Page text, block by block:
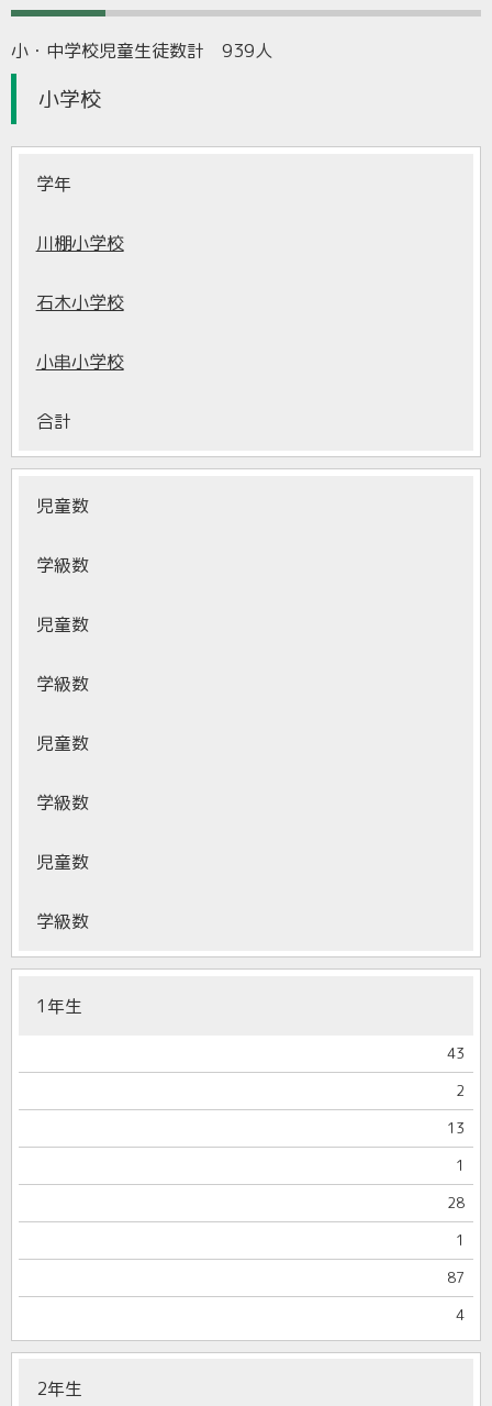
小・中学校児童生徒数計 939人
小学校
学年
川棚小学校
石木小学校
小串小学校
合計
児童数
学級数
児童数
学級数
児童数
学級数
児童数
学級数
1年生
43
2
13
1
28
1
87
4
2年生